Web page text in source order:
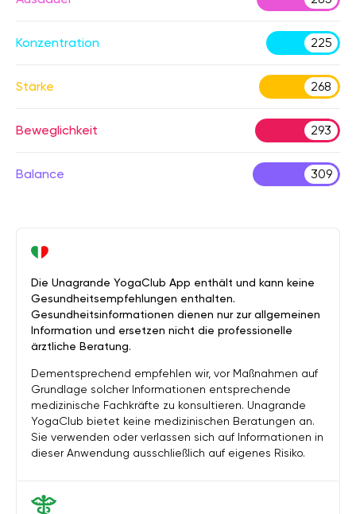
Konzentration 225
Stärke 268
Beweglichkeit 293
Balance 309
Die Unagrande YogaClub App enthält und kann keine
Gesundheitsempfehlungen enthalten.
Gesundheitsinformationen dienen nur zur allgemeinen
Information und ersetzen nicht die professionelle
ärztliche Beratung.
Dementsprechend empfehlen wir, vor Maßnahmen auf
Grundlage solcher Informationen entsprechende
medizinische Fachkräfte zu konsultieren. Unagrande
YogaClub bietet keine medizinischen Beratungen an.
Sie verwenden oder verlassen sich auf Informationen in
dieser Anwendung ausschließlich auf eigenes Risiko.